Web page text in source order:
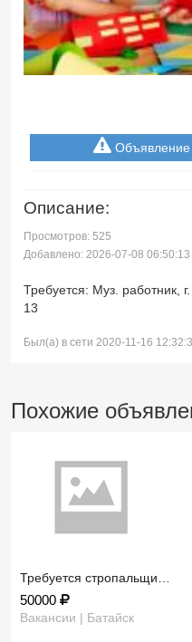
Объявление
Описание:
Просмотров: 525
Добавлено: 2026-07-08 06:50:13
Требуется: Муз. работник,
13
Был(а) в сети 2020-11-16
Похожие
Требуется стропальщи…
50000
Вакансии | Батайск